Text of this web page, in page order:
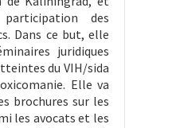
des
Dans ce but, elle
juridiques
du VIH/sida
Elle va
brochures sur les
les avocats et les